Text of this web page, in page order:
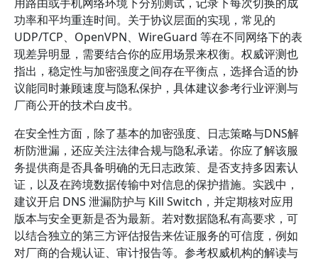
功率和平均重连时间。关于协议层面的实现，常见的
UDP/TCP、OpenVPN、WireGuard 等在不同网络下的表
现差异明显，需要结合你的应用场景来权衡。权威评测也
指出，稳定性与加密强度之间存在平衡点，选择合适的协
议能同时兼顾速度与隐私保护，具体建议参考行业评测与
厂商公开的技术白皮书。
在安全性方面，除了基本的加密强度、日志策略与DNS解
析防泄漏，还应关注法律合规与隐私承诺。你应了解该服
务提供商是否具备明确的无日志政策、是否支持多因素认
证，以及在跨境数据传输中对信息的保护措施。实践中，
建议开启 DNS 泄漏防护与 Kill Switch，并定期核对应用
版本与安全更新是否为最新。若对数据隐私有高要求，可
以结合独立的第三方评估报告来佐证服务的可信度，例如
对厂商的合规认证、审计报告等。参考权威机构的解读与